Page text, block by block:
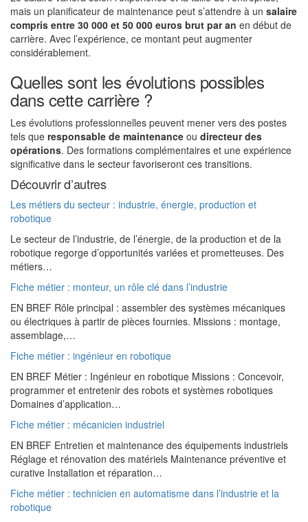
mais un planificateur de maintenance peut s’attendre à un salaire
compris entre 30 000 et 50 000 euros brut par an en début de
carrière. Avec l’expérience, ce montant peut augmenter
considérablement.
Quelles sont les évolutions possibles
dans cette carrière ?
Les évolutions professionnelles peuvent mener vers des postes
tels que responsable de maintenance ou directeur des
opérations. Des formations complémentaires et une expérience
significative dans le secteur favoriseront ces transitions.
Découvrir d’autres
Les métiers du secteur : industrie, énergie, production et
robotique
Le secteur de l’industrie, de l’énergie, de la production et de la
robotique regorge d’opportunités variées et prometteuses. Des
métiers…
Fiche métier : monteur, un rôle clé dans l’industrie
EN BREF Rôle principal : assembler des systèmes mécaniques
ou électriques à partir de pièces fournies. Missions : montage,
assemblage,…
Fiche métier : ingénieur en robotique
EN BREF Métier : Ingénieur en robotique Missions : Concevoir,
programmer et entretenir des robots et systèmes robotiques
Domaines d’application…
Fiche métier : mécanicien industriel
EN BREF Entretien et maintenance des équipements industriels
Réglage et rénovation des matériels Maintenance préventive et
curative Installation et réparation…
Fiche métier : technicien en automatisme dans l’industrie et la
robotique